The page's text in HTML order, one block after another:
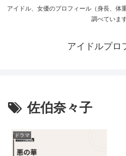
アイドル、女優のプロフィール（身長、体
調べています
アイドルプロ
佐伯奈々子
ドラマ